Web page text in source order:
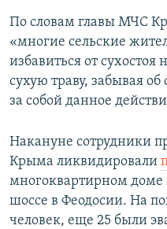
По словам главы МЧС
«многие сельские
избавиться от
сухую траву, забывая
за собой данное
Накануне сотрудники
Крыма ликвидировали
многоквартирном доме
шоссе в Феодосии. На
человек, еще 25 были